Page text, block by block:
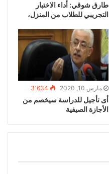
طارق شوقي: أداء الاختبار
التجريبي للطلاب من المنزل،
مارس 10, 2020 3٬634
أى تأجيل للدراسة سيخصم من
الأجازة الصيفية